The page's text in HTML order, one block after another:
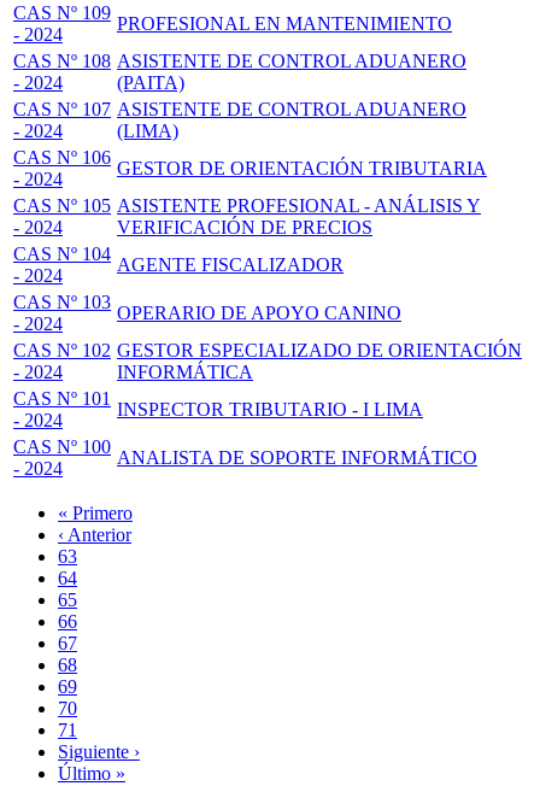
CAS Nº 109
- 2024
PROFESIONAL EN MANTENIMIENTO
CAS Nº 108
- 2024
ASISTENTE DE CONTROL ADUANERO
(PAITA)
CAS Nº 107
- 2024
ASISTENTE DE CONTROL ADUANERO
(LIMA)
CAS Nº 106
- 2024
GESTOR DE ORIENTACIÓN TRIBUTARIA
CAS Nº 105
- 2024
ASISTENTE PROFESIONAL - ANÁLISIS Y
VERIFICACIÓN DE PRECIOS
CAS Nº 104
- 2024
AGENTE FISCALIZADOR
CAS Nº 103
- 2024
OPERARIO DE APOYO CANINO
CAS Nº 102
- 2024
GESTOR ESPECIALIZADO DE ORIENTACIÓN
INFORMÁTICA
CAS Nº 101
- 2024
INSPECTOR TRIBUTARIO - I LIMA
CAS Nº 100
- 2024
ANALISTA DE SOPORTE INFORMÁTICO
Paginación
Primera
página
« Primero
Página
anterior
‹ Anterior
Page
63
Page
64
Page
65
Page
66
Página
actual
67
Page
68
Page
69
Page
70
Page
71
Siguiente
página
Siguiente ›
Última
Último »